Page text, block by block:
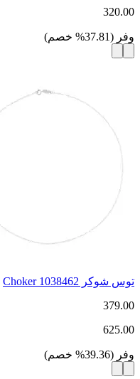
320.00
وفر (
37.81
% خصم)
توس شوكر Choker 1038462
379.00
625.00
وفر (
39.36
% خصم)